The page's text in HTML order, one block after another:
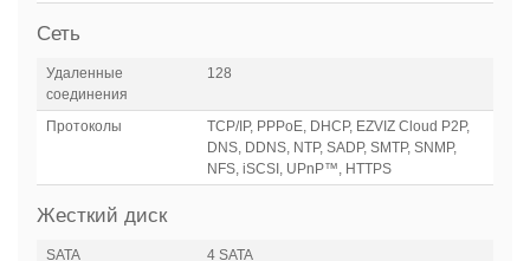
Сеть
Удаленные
соединения
128
Протоколы
TCP/IP, PPPoE, DHCP, EZVIZ Cloud P2P,
DNS, DDNS, NTP, SADP, SMTP, SNMP,
NFS, iSCSI, UPnP™, HTTPS
Жесткий диск
SATA
4 SATA